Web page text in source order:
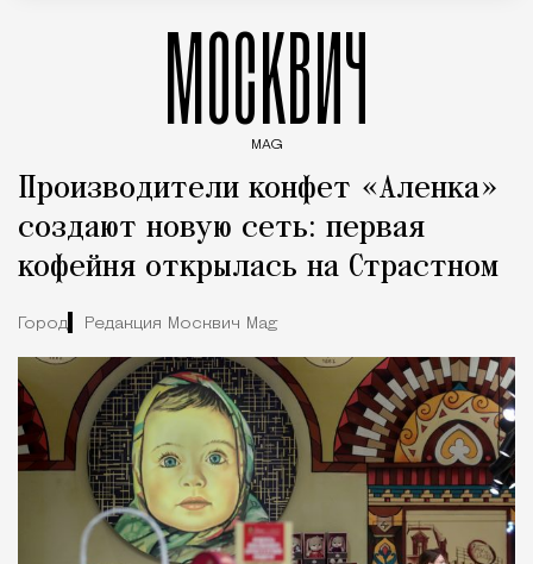
МОСКВИЧ
MAG
Производители конфет «Аленка»
создают новую сеть: первая
кофейня открылась на Страстном
Город Редакция Москвич Mag